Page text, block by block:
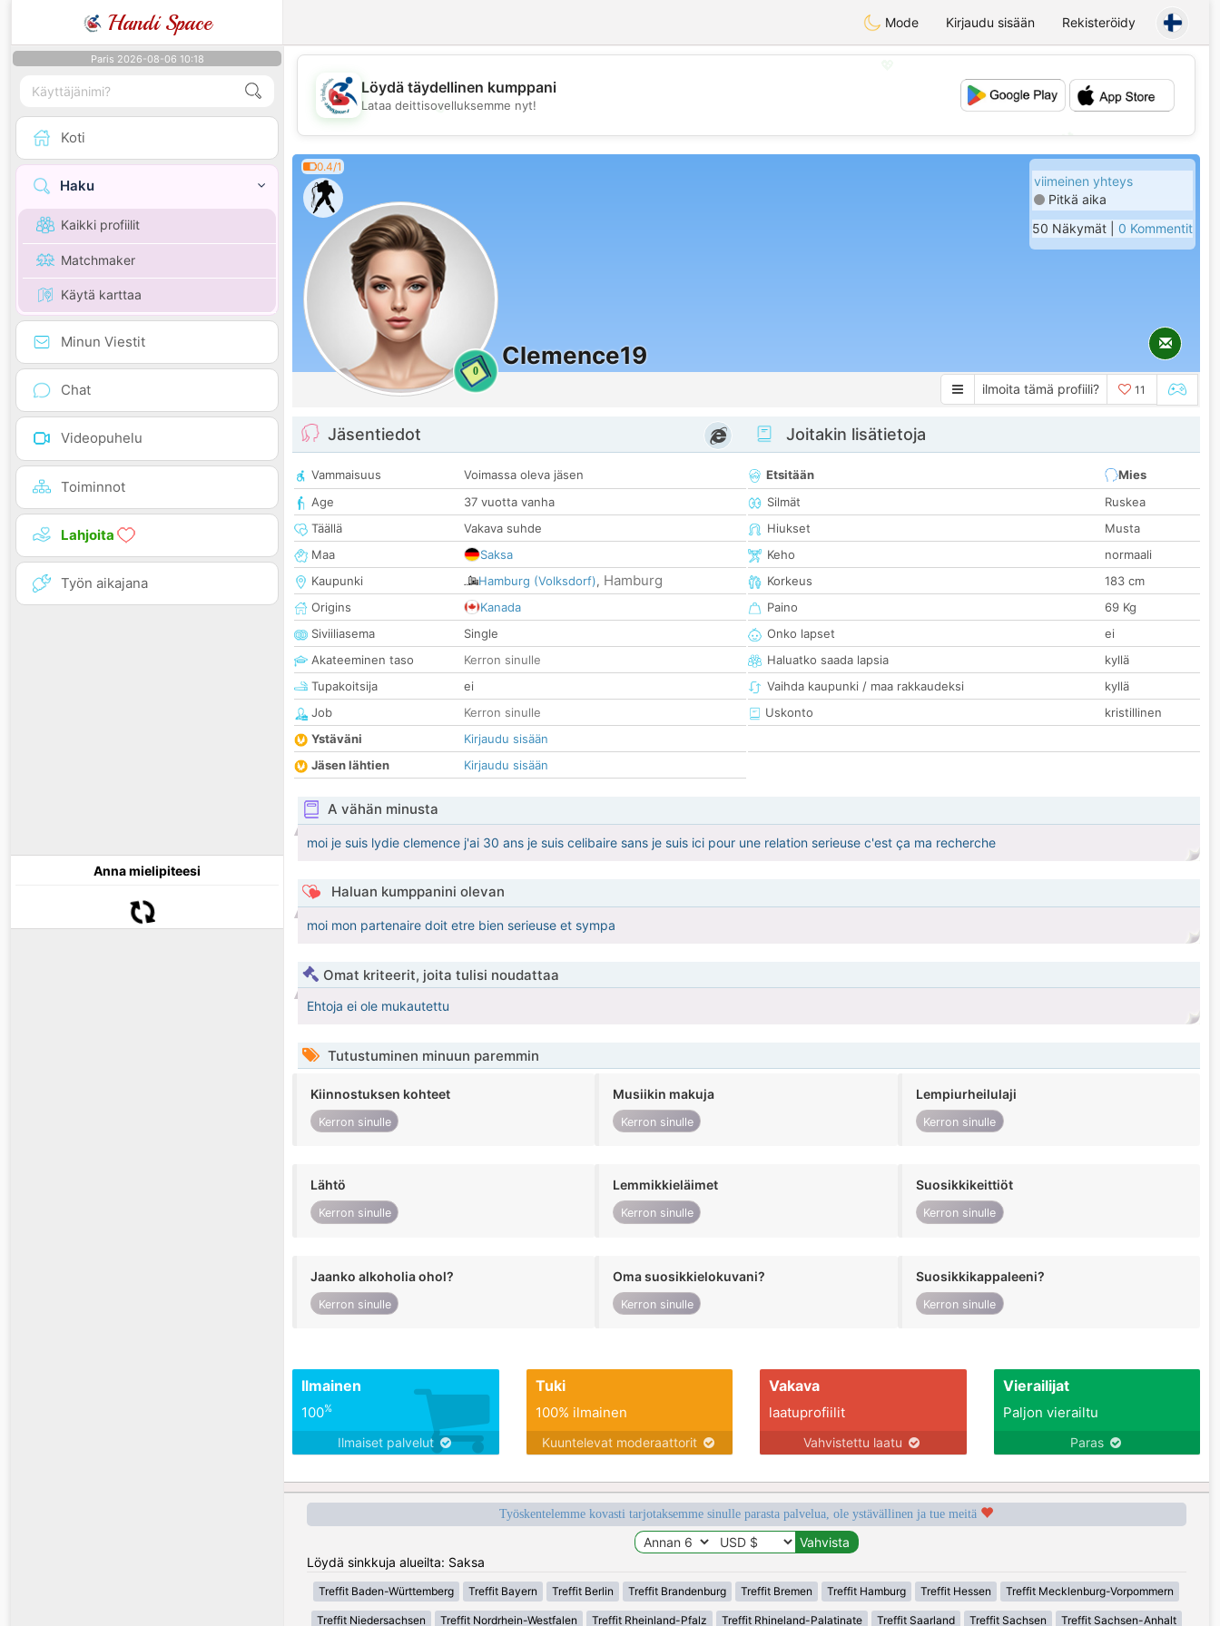
Handi Space Mode Kirjaudu sisään Rekisteröidy
Paris 2026-08-06 10:18
Koti
Haku
Kaikki profiilit
Matchmaker
Käytä karttaa
Minun Viestit
Chat
Videopuhelu
Toiminnot
Lahjoita
Työn aikajana
Anna mielipiteesi
💖
💕
Löydä täydellinen kumppani
Lataa deittisovelluksemme nyt!
0.4/1
0
Clemence19
viimeinen yhteys
Pitkä aika
50 Näkymät | 0 Kommentit
ilmoita tämä profiili? 11
Jäsentiedot
Vammaisuus
Voimassa oleva jäsen
Age
37 vuotta vanha
Täällä
Vakava suhde
Maa
Saksa
Kaupunki
Hamburg (Volksdorf), Hamburg
Origins
Kanada
Siviiliasema
Single
Akateeminen taso
Kerron sinulle
Tupakoitsija
ei
Job
Kerron sinulle
Ystäväni
Kirjaudu sisään
Jäsen lähtien
Kirjaudu sisään
Joitakin lisätietoja
Etsitään
Mies
Silmät
Ruskea
Hiukset
Musta
Keho
normaali
Korkeus
183 cm
Paino
69 Kg
Onko lapset
ei
Haluatko saada lapsia
kyllä
Vaihda kaupunki / maa rakkaudeksi
kyllä
Uskonto
kristillinen
A vähän minusta
moi je suis lydie clemence j'ai 30 ans je suis celibaire sans je suis ici pour une relation serieuse c'est ça ma recherche
Haluan kumppanini olevan
moi mon partenaire doit etre bien serieuse et sympa
Omat kriteerit, joita tulisi noudattaa
Ehtoja ei ole mukautettu
Tutustuminen minuun paremmin
Kiinnostuksen kohteet
Kerron sinulle
Musiikin makuja
Kerron sinulle
Lempiurheilulaji
Kerron sinulle
Lähtö
Kerron sinulle
Lemmikkieläimet
Kerron sinulle
Suosikkikeittiöt
Kerron sinulle
Jaanko alkoholia ohol?
Kerron sinulle
Oma suosikkielokuvani?
Kerron sinulle
Suosikkikappaleeni?
Kerron sinulle
Ilmainen
100%
Ilmaiset palvelut
Tuki
100% ilmainen
Kuuntelevat moderaattorit
Vakava
laatuprofiilit
Vahvistettu laatu
Vierailijat
Paljon vierailtu
Paras
Työskentelemme kovasti tarjotaksemme sinulle parasta palvelua, ole ystävällinen ja tue meitä
Löydä sinkkuja alueilta: Saksa
Treffit Baden-Württemberg Treffit Bayern Treffit Berlin Treffit Brandenburg Treffit Bremen Treffit Hamburg Treffit Hessen Treffit Mecklenburg-Vorpommern
Treffit Niedersachsen Treffit Nordrhein-Westfalen Treffit Rheinland-Pfalz Treffit Rhineland-Palatinate Treffit Saarland Treffit Sachsen Treffit Sachsen-Anhalt